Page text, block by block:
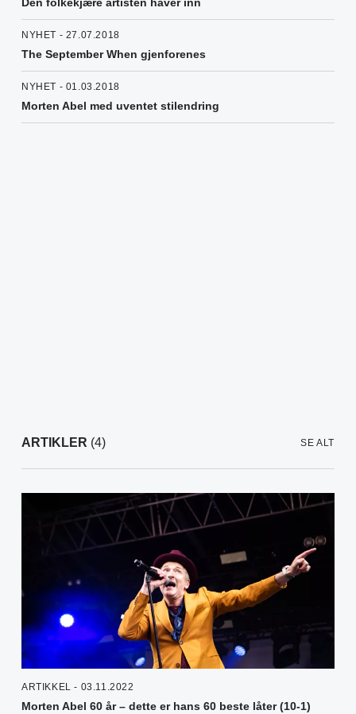
Den folkekjære artisten håver inn
NYHET - 27.07.2018
The September When gjenforenes
NYHET - 01.03.2018
Morten Abel med uventet stilendring
ARTIKLER (4) SE ALT
ARTIKKEL - 03.11.2022
Morten Abel 60 år – dette er hans 60 beste låter (10-1)